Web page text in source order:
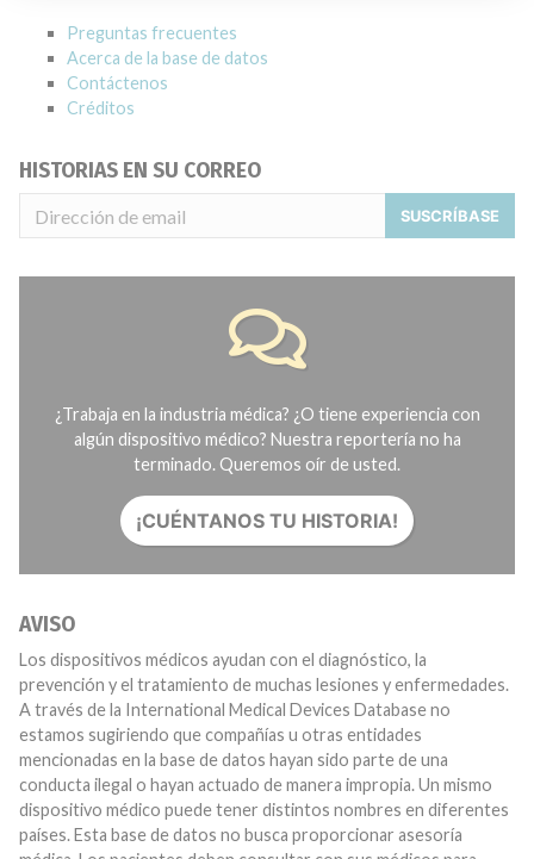
Preguntas frecuentes
Acerca de la base de datos
Contáctenos
Créditos
HISTORIAS EN SU CORREO
SUSCRÍBASE
¿Trabaja en la industria médica? ¿O tiene experiencia con
algún dispositivo médico? Nuestra reportería no ha
terminado. Queremos oír de usted.
¡CUÉNTANOS TU HISTORIA!
AVISO
Los dispositivos médicos ayudan con el diagnóstico, la
prevención y el tratamiento de muchas lesiones y enfermedades.
A través de la International Medical Devices Database no
estamos sugiriendo que compañías u otras entidades
mencionadas en la base de datos hayan sido parte de una
conducta ilegal o hayan actuado de manera impropia. Un mismo
dispositivo médico puede tener distintos nombres en diferentes
países. Esta base de datos no busca proporcionar asesoría